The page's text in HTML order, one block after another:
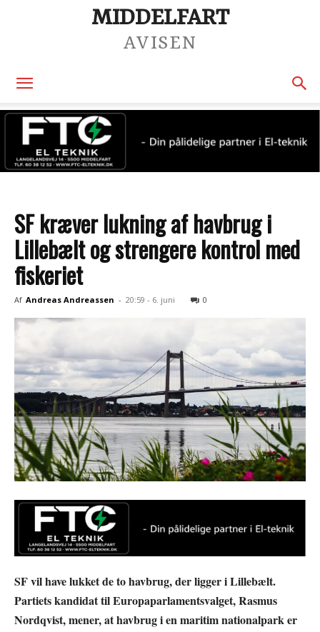
MIDDELFART
AVISEN
SF kræver lukning af havbrug i
Lillebælt og strengere kontrol med
fiskeriet
Af Andreas Andreassen - 20:59 - 6. juni 0
SF vil have lukket de to havbrug, der ligger i Lillebælt.
Partiets kandidat til Europaparlamentsvalget, Rasmus
Nordqvist, mener, at havbrug i en maritim nationalpark er